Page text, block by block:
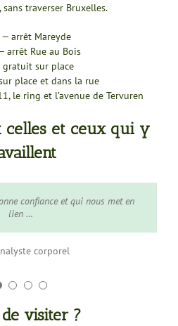
traverser Bruxelles.
— arrêt Mareyde
arrêt Rue au Bois
gratuit sur place
place et dans la rue
le ring et l’avenue de Tervuren
celles et ceux qui y
confiance et qui nous met en
lien …
corporel
idéal pour faire une pause et se
parenthèse de bien être …
reiki
un bel éventail de thérapies
stages. Facile d’accès et propre.
,massothérapeute
nous partageons des valeurs de
où il fait bon travailler comme
visiter ?